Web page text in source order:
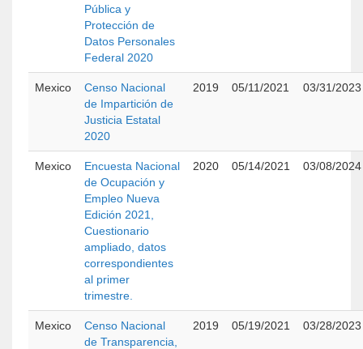
Pública y
Protección de
Datos Personales
Federal 2020
Mexico
Censo Nacional
de Impartición de
Justicia Estatal
2020
2019 05/11/2021 03/31/2023
Mexico
Encuesta Nacional
de Ocupación y
Empleo Nueva
Edición 2021,
Cuestionario
ampliado, datos
correspondientes
al primer
trimestre.
2020 05/14/2021 03/08/2024
Mexico
Censo Nacional
de Transparencia,
2019 05/19/2021 03/28/2023